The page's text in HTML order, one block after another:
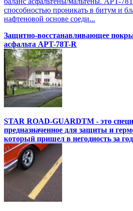
способностью проникать в битум и
нафтеновой основе соеди...
Защитно-восстанавливающее
асфальта APT-78T-R
STAR ROAD-GUARDTM - это
предназначенное для защиты и
который пришел в негодность за